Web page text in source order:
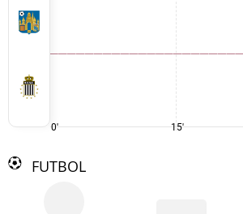
0' 15'
FUTBOL